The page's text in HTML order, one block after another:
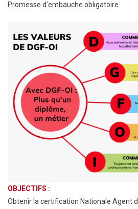
Promesse d’embauche obligatoire
OBJECTIFS :
Obtenir la certification Nationale Agent